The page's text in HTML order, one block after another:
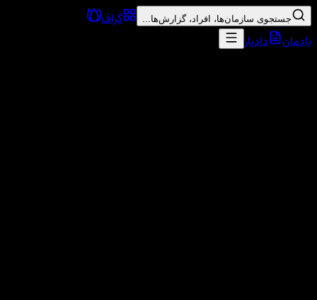
جستجوی سازمان‌ها، افراد، گزارش‌ها...
گراف
یادمان
دادیار